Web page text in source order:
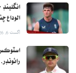
الوداع
اگست 6, 2026
اسٽوڪس